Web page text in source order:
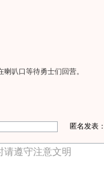
叭口等待勇士们回营。
匿名发表